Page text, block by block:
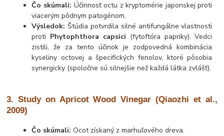
Čo skúmali: Účinnosť octu z kryptomérie japonskej proti
viacerým pôdnym patogénom.
Výsledok: Štúdia potvrdila silné antifungálne vlastnosti
proti Phytophthora capsici (fytoftóra papriky). Vedci
zistili, že za tento účinok je zodpovedná kombinácia
kyseliny octovej a špecifických fenolov, ktoré pôsobia
synergicky (spoločne sú silnejšie než každá látka zvlášť).
3. Study on Apricot Wood Vinegar (Qiaozhi et al.,
2009)
Čo skúmali: Ocot získaný z marhuľového dreva.